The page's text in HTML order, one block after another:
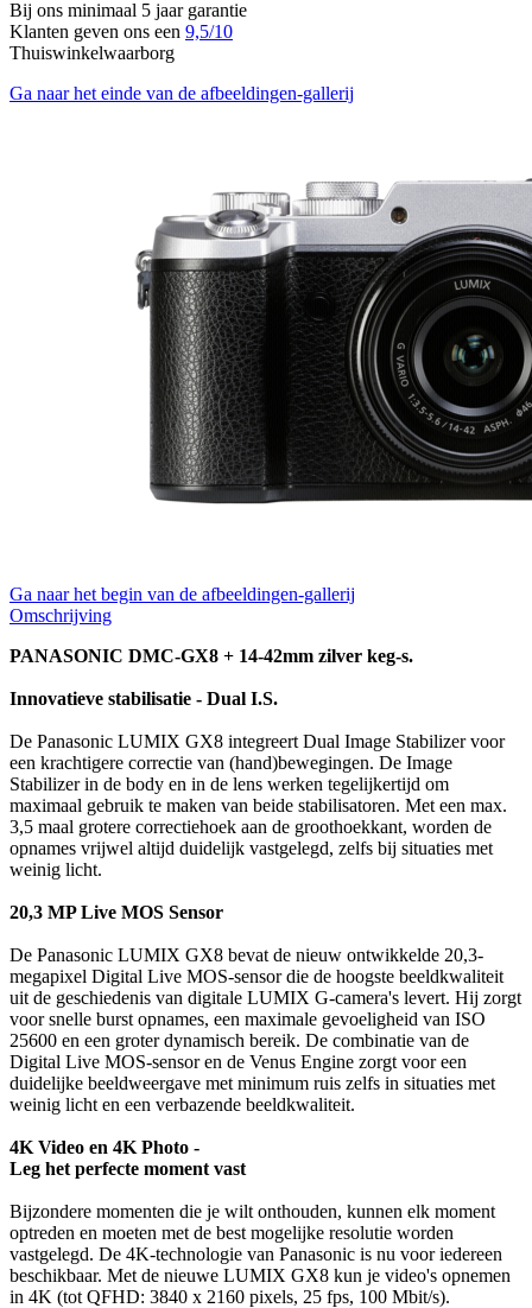
Bij ons minimaal 5 jaar garantie
Klanten geven ons een 9,5/10
Thuiswinkelwaarborg
Ga naar het einde van de afbeeldingen-gallerij
Ga naar het begin van de afbeeldingen-gallerij
Omschrijving
PANASONIC DMC-GX8 + 14-42mm zilver keg-s.
Innovatieve stabilisatie - Dual I.S.
De Panasonic LUMIX GX8 integreert Dual Image Stabilizer voor
een krachtigere correctie van (hand)bewegingen. De Image
Stabilizer in de body en in de lens werken tegelijkertijd om
maximaal gebruik te maken van beide stabilisatoren. Met een max.
3,5 maal grotere correctiehoek aan de groothoekkant, worden de
opnames vrijwel altijd duidelijk vastgelegd, zelfs bij situaties met
weinig licht.
20,3 MP Live MOS Sensor
De Panasonic LUMIX GX8 bevat de nieuw ontwikkelde 20,3-
megapixel Digital Live MOS-sensor die de hoogste beeldkwaliteit
uit de geschiedenis van digitale LUMIX G-camera's levert. Hij zorgt
voor snelle burst opnames, een maximale gevoeligheid van ISO
25600 en een groter dynamisch bereik. De combinatie van de
Digital Live MOS-sensor en de Venus Engine zorgt voor een
duidelijke beeldweergave met minimum ruis zelfs in situaties met
weinig licht en een verbazende beeldkwaliteit.
4K Video en 4K Photo -
Leg het perfecte moment vast
Bijzondere momenten die je wilt onthouden, kunnen elk moment
optreden en moeten met de best mogelijke resolutie worden
vastgelegd. De 4K-technologie van Panasonic is nu voor iedereen
beschikbaar. Met de nieuwe LUMIX GX8 kun je video's opnemen
in 4K (tot QFHD: 3840 x 2160 pixels, 25 fps, 100 Mbit/s).